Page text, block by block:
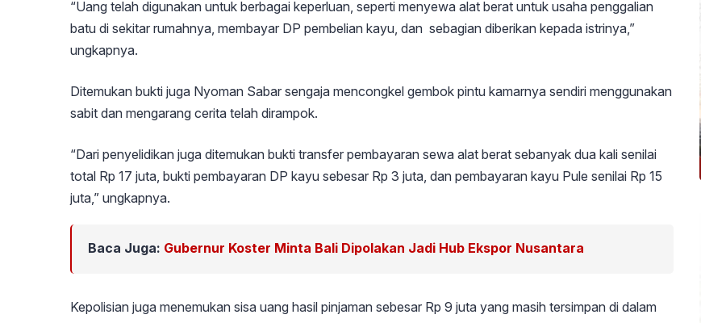
“Uang telah digunakan untuk berbagai keperluan, seperti menyewa alat berat untuk usaha penggalian
batu di sekitar rumahnya, membayar DP pembelian kayu, dan sebagian diberikan kepada istrinya,”
ungkapnya.
Ditemukan bukti juga Nyoman Sabar sengaja mencongkel gembok pintu kamarnya sendiri menggunakan
sabit dan mengarang cerita telah dirampok.
“Dari penyelidikan juga ditemukan bukti transfer pembayaran sewa alat berat sebanyak dua kali senilai
total Rp 17 juta, bukti pembayaran DP kayu sebesar Rp 3 juta, dan pembayaran kayu Pule senilai Rp 15
juta,” ungkapnya.
Baca Juga: Gubernur Koster Minta Bali Dipolakan Jadi Hub Ekspor Nusantara
Kepolisian juga menemukan sisa uang hasil pinjaman sebesar Rp 9 juta yang masih tersimpan di dalam